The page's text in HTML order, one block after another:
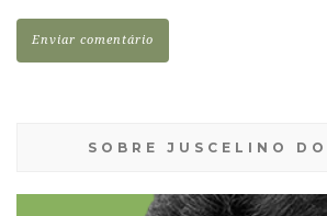
SOBRE JUSCELINO